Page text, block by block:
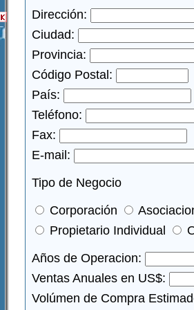
Dirección:
Ciudad:
Provincia:
Código Postal:
País:
Teléfono:
Fax:
E-mail:
Tipo de Negocio
Corporación
Propietario Individual
Años de Operacion:
Ventas Anuales en US$:
Volúmen de Compra